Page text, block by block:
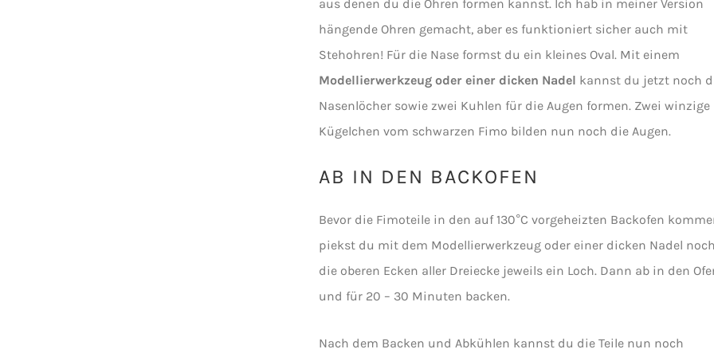
aus denen du die Ohren formen kannst. Ich hab in meiner Version
hängende Ohren gemacht, aber es funktioniert sicher auch mit
Stehohren! Für die Nase formst du ein kleines Oval. Mit einem
Modellierwerkzeug oder einer dicken Nadel kannst du jetzt noch
Nasenlöcher sowie zwei Kuhlen für die Augen formen. Zwei winzige
Kügelchen vom schwarzen Fimo bilden nun noch die Augen.
AB IN DEN BACKOFEN
Bevor die Fimoteile in den auf 130°C vorgeheizten Backofen
piekst du mit dem Modellierwerkzeug oder einer dicken Nadel
die oberen Ecken aller Dreiecke jeweils ein Loch. Dann ab in den
und für 20 – 30 Minuten backen.
Nach dem Backen und Abkühlen kannst du die Teile nun noch